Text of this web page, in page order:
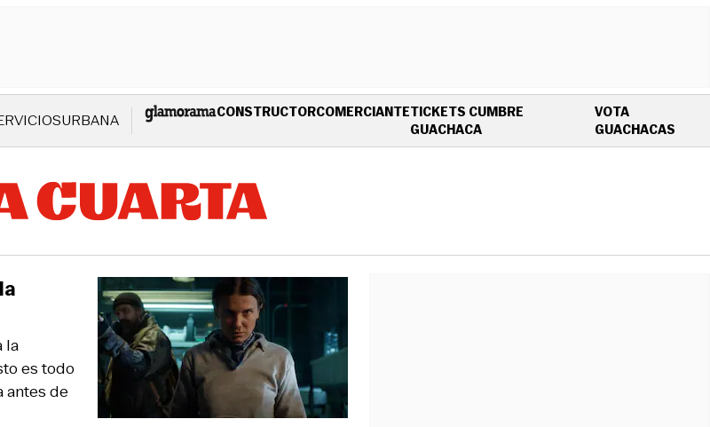
URBANA CONSTRUCTORCOMERCIANTETICKETS CUMBRE
GUACHACAOPENS IN NEW WINDOW
VOTA
GUACHACAS
la
es todo
antes de